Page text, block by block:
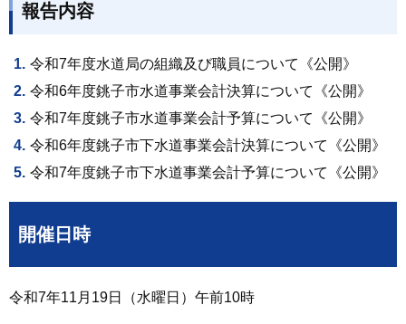
報告内容
令和7年度水道局の組織及び職員について《公開》
令和6年度銚子市水道事業会計決算について《公開》
令和7年度銚子市水道事業会計予算について《公開》
令和6年度銚子市下水道事業会計決算について《公開》
令和7年度銚子市下水道事業会計予算について《公開》
開催日時
令和7年11月19日（水曜日）午前10時